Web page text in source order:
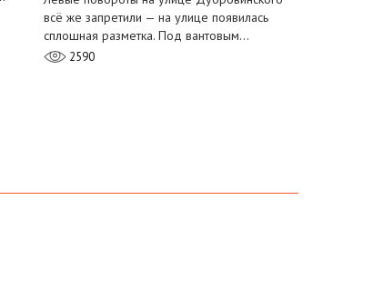
всё же запретили — на улице появилась
сплошная разметка. Под вантовым…
2590